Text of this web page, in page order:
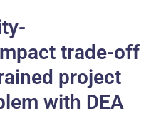
trade-off
project
with DEA